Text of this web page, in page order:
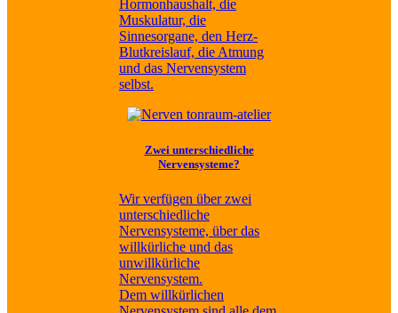
Hormonhaushalt, die
Muskulatur, die
Sinnesorgane, den Herz-
Blutkreislauf, die Atmung
und das Nervensystem
selbst.
Zwei unterschiedliche
Nervensysteme?
Wir verfügen über zwei
unterschiedliche
Nervensysteme, über das
willkürliche und das
unwillkürliche
Nervensystem.
Dem willkürlichen